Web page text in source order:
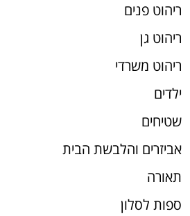
ריהוט פנים
ריהוט גן
ריהוט משרדי
ילדים
שטיחים
אביזרים והלבשת הבית
תאורה
ספות לסלון